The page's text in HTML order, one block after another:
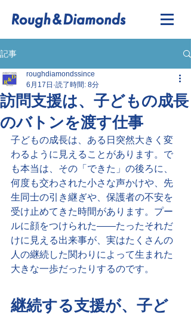
記事
訪問支援は、子どもの成長
のバトンを渡す仕事
roughdiamondssince
6月17日 読了時間: 8分
子どもの成長は、ある日突然大きく変
わるように見えることがあります。で
も本当は、その「できた」の後ろに、
何度も交わされた小さな声かけや、先
生同士の引き継ぎや、保護者の不安を
受け止めてきた時間があります。プー
ルに顔をつけられた——たったそれだ
けに見える出来事が、実はたくさんの
人の継続した関わりによって生まれた
大きな一歩だったりするのです。
継続する支援が、子ど